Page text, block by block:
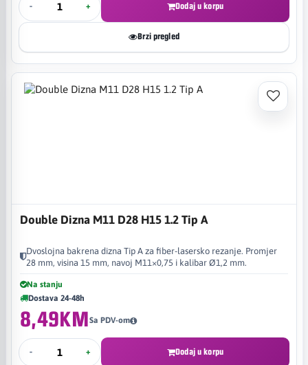
- + Dodaj u korpu
Brzi pregled
Double Dizna M11 D28 H15 1.2 Tip A
Dvoslojna bakrena dizna Tip A za fiber-lasersko rezanje. Promjer
28 mm, visina 15 mm, navoj M11×0,75 i kalibar Ø1,2 mm.
Na stanju
Dostava 24-48h
8,49KMSa PDV-om
- + Dodaj u korpu